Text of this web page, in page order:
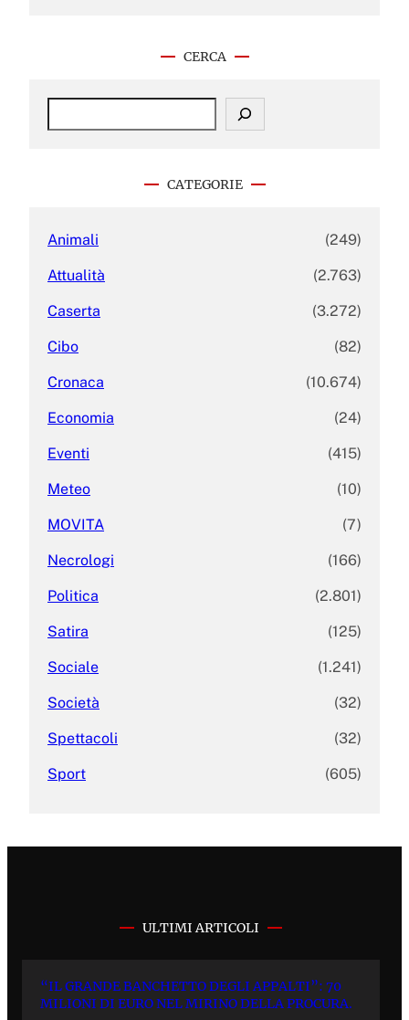
CERCA
S
CATEGORIE
Animali (249)
Attualità (2.763)
Caserta (3.272)
Cibo (82)
Cronaca (10.674)
Economia (24)
Eventi (415)
Meteo (10)
MOVITA (7)
Necrologi (166)
Politica (2.801)
Satira (125)
Sociale (1.241)
Società (32)
Spettacoli (32)
Sport (605)
ULTIMI ARTICOLI
“IL GRANDE BANCHETTO DEGLI APPALTI”: 70
MILIONI DI EURO NEL MIRINO DELLA PROCURA.